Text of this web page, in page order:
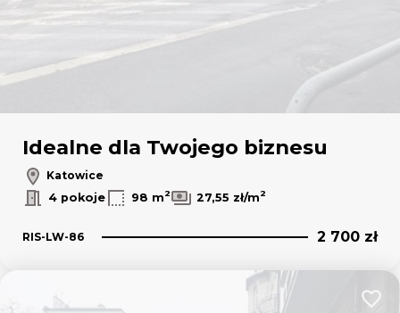
Idealne dla Twojego biznesu
Katowice
4 pokoje
98 m2 27,55 zł/m2
RIS-LW-86 2 700 zł